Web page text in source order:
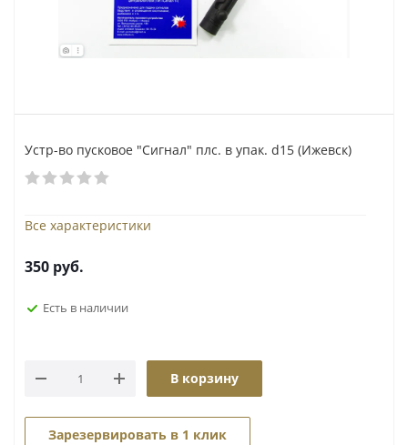
Устр-во пусковое "Сигнал" плс. в упак. d15 (Ижевск)
Все характеристики
350 руб.
Есть в наличии
В корзину
Зарезервировать в 1 клик